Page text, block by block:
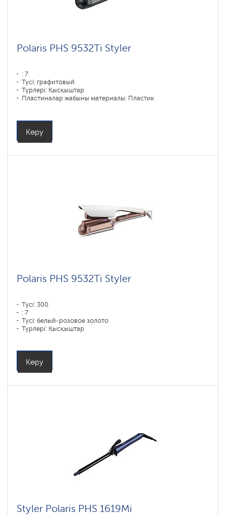
Polaris PHS 9532Ti Styler
: 7
Түсі: графитовый
Түрлері: Қысқыштар
Пластиналар жабыны материалы: Пластик
Көру
Polaris PHS 9532Ti Styler
Түсі: 300
: 7
Түсі: белый-розовое золото
Түрлері: Қысқыштар
Көру
Styler Polaris PHS 1619Mi